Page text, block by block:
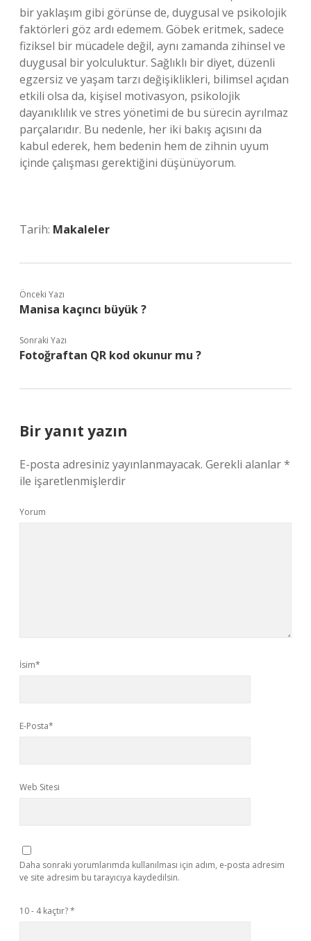
bir yaklaşım gibi görünse de, duygusal ve psikolojik
faktörleri göz ardı edemem. Göbek eritmek, sadece
fiziksel bir mücadele değil, aynı zamanda zihinsel ve
duygusal bir yolculuktur. Sağlıklı bir diyet, düzenli
egzersiz ve yaşam tarzı değişiklikleri, bilimsel açıdan
etkili olsa da, kişisel motivasyon, psikolojik
dayanıklılık ve stres yönetimi de bu sürecin ayrılmaz
parçalarıdır. Bu nedenle, her iki bakış açısını da
kabul ederek, hem bedenin hem de zihnin uyum
içinde çalışması gerektiğini düşünüyorum.
Tarih: Makaleler
Önceki Yazı
Manisa kaçıncı büyük ?
Sonraki Yazı
Fotoğraftan QR kod okunur mu ?
Bir yanıt yazın
E-posta adresiniz yayınlanmayacak. Gerekli alanlar*
ile işaretlenmişlerdir
Yorum
İsim*
E-Posta*
Web Sitesi
Daha sonraki yorumlarımda kullanılması için adım, e-posta adresim
ve site adresim bu tarayıcıya kaydedilsin.
10 - 4 kaçtır?*